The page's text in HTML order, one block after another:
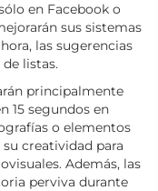
en Facebook o
sus sistemas
las sugerencias
listas.
principalmente
15 segundos en
o elementos
creatividad para
Además, las
perviva durante